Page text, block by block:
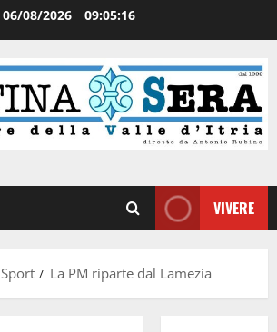
06/08/2026 09:05:17
VIVERE
Sport La PM riparte dal Lamezia